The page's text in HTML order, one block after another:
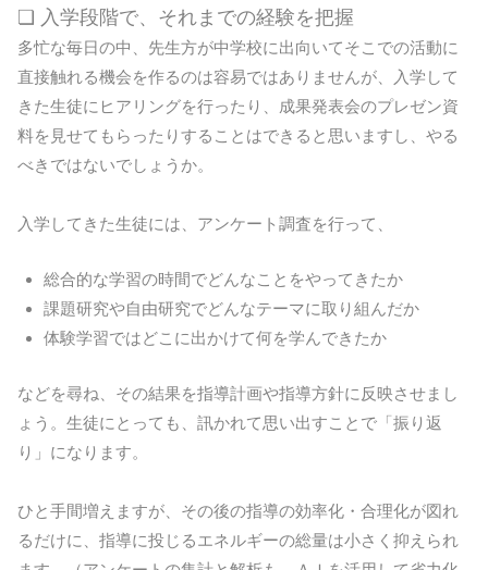
❏ 入学段階で、それまでの経験を把握
多忙な毎日の中、先生方が中学校に出向いてそこでの活動に
直接触れる機会を作るのは容易ではありませんが、入学して
きた生徒にヒアリングを行ったり、成果発表会のプレゼン資
料を見せてもらったりすることはできると思いますし、やる
べきではないでしょうか。
入学してきた生徒には、アンケート調査を行って、
総合的な学習の時間でどんなことをやってきたか
課題研究や自由研究でどんなテーマに取り組んだか
体験学習ではどこに出かけて何を学んできたか
などを尋ね、その結果を指導計画や指導方針に反映させまし
ょう。生徒にとっても、訊かれて思い出すことで「振り返
り」になります。
ひと手間増えますが、その後の指導の効率化・合理化が図れ
るだけに、指導に投じるエネルギーの総量は小さく抑えられ